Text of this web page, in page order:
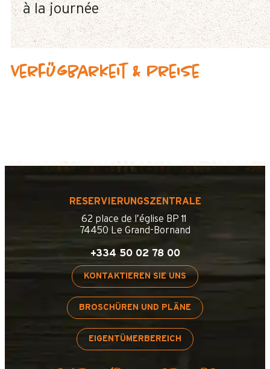
à la journée
Verfügbarkeit & Preise
RESERVIERUNGSZENTRALE
62 place de l’église BP 11
74450 Le Grand-Bornand
+334 50 02 78 00
KONTAKTIEREN SIE UNS
BROSCHÜREN UND PLÄNE
EIGENTÜMERBEREICH